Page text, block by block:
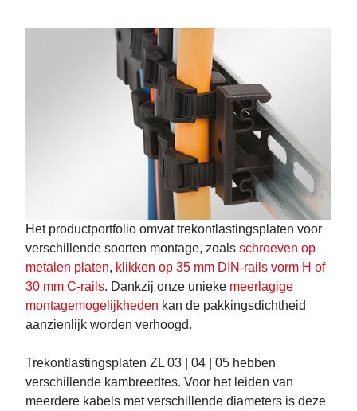
Het productportfolio omvat trekontlastingsplaten voor
verschillende soorten montage, zoals schroeven op
metalen platen, klikken op 35 mm DIN-rails vorm H of
30 mm C-rails. Dankzij onze unieke meerlagige
montagemogelijkheden kan de pakkingsdichtheid
aanzienlijk worden verhoogd.
Trekontlastingsplaten ZL 03 | 04 | 05 hebben
verschillende kambreedtes. Voor het leiden van
meerdere kabels met verschillende diameters is deze